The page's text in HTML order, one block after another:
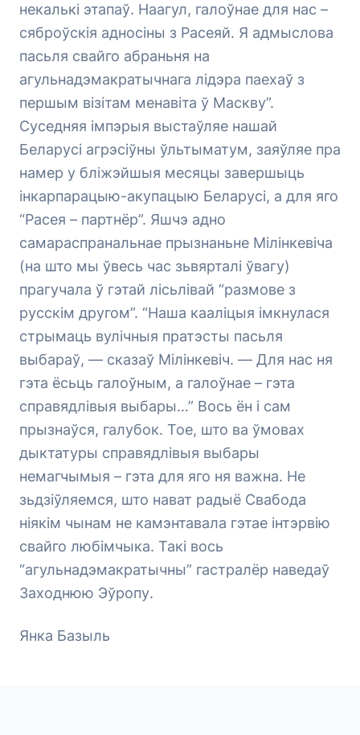
некалькі этапаў. Наагул, галоўнае для нас –
сяброўскія адносіны з Расеяй. Я адмыслова
пасьля свайго абраньня на
агульнадэмакратычнага лідэра паехаў з
першым візітам менавіта ў Маскву”.
Суседняя імпэрыя выстаўляе нашай
Беларусі агрэсіўны ўльтыматум, заяўляе пра
намер у бліжэйшыя месяцы завершыць
інкарпарацыю-акупацыю Беларусі, а для яго
“Расея – партнёр”. Яшчэ адно
самараспранальнае прызнаньне Мілінкевіча
(на што мы ўвесь час зьвярталі ўвагу)
прагучала ў гэтай лісьлівай “размове з
русскім другом”. “Наша кааліцыя імкнулася
стрымаць вулічныя пратэсты пасьля
выбараў, — сказаў Мілінкевіч. — Для нас ня
гэта ёсьць галоўным, а галоўнае – гэта
справядлівыя выбары…” Вось ён і сам
прызнаўся, галубок. Тое, што ва ўмовах
дыктатуры справядлівыя выбары
немагчымыя – гэта для яго ня важна. Не
зьдзіўляемся, што нават радыё Свабода
ніякім чынам не камэнтавала гэтае інтэрвію
свайго любімчыка. Такі вось
“агульнадэмакратычны” гастралёр наведаў
Заходнюю Эўропу.
Янка Базыль